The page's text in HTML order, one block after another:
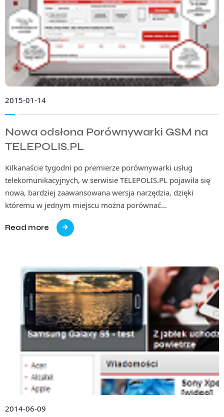
2015-01-14
Nowa odsłona Porównywarki GSM na
TELEPOLIS.PL
Kilkanaście tygodni po premierze porównywarki usług
telekomunikacyjnych, w serwisie TELEPOLIS.PL pojawiła się
nowa, bardziej zaawansowana wersja narzędzia, dzięki
któremu w jednym miejscu można porównać…
Read more
2014-06-09